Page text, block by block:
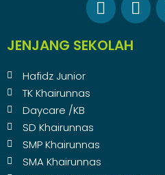
JENJANG SEKOLAH
Hafidz Junior
TK Khairunnas
Daycare /KB
SD Khairunnas
SMP Khairunnas
SMA Khairunnas